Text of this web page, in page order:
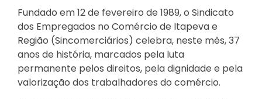
Fundado em 12 de fevereiro de 1989, o Sindicato
dos Empregados no Comércio de Itapeva e
Região (Sincomerciários) celebra, neste mês, 37
anos de história, marcados pela luta
permanente pelos direitos, pela dignidade e pela
valorização dos trabalhadores do comércio.